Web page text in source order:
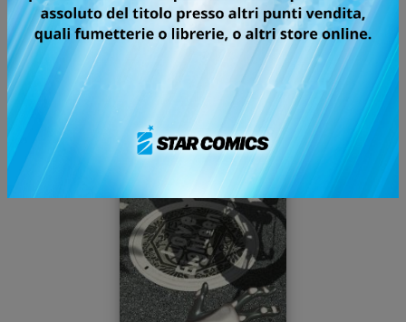
Scegli la serie che vuoi leggere sul tuo dispositivo
digitale preferito e clicca sullo store in cui effettuare
l'acquisto.
Buona lettura!